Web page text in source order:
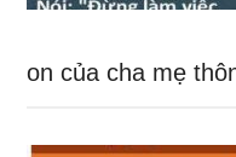
on của cha mẹ